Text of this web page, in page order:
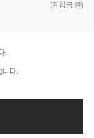
(적립금 원)
.
니다.